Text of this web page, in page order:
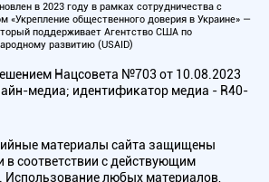
в 2023 году в рамках сотрудничества с
«Укрепление общественного доверия в Украине» —
поддерживает Агентство США по
развитию (USAID)
Нацсовета №703 от 10.08.2023
медиа; идентификатор медиа - R40-
материалы сайта защищены
в соответствии с действующим
Использование любых материалов,